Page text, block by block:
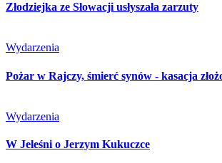
Złodziejka ze Słowacji usłyszała zarzuty
Wydarzenia
Pożar w Rajczy, śmierć synów - kasacja
Wydarzenia
W Jeleśni o Jerzym Kukuczce